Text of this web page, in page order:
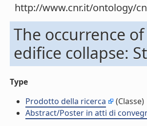
http://www.cnr.it/ontology/
The occurrence
edifice collapse:
Type
Prodotto della ricerca
(Classe)
Abstract/Poster in atti di